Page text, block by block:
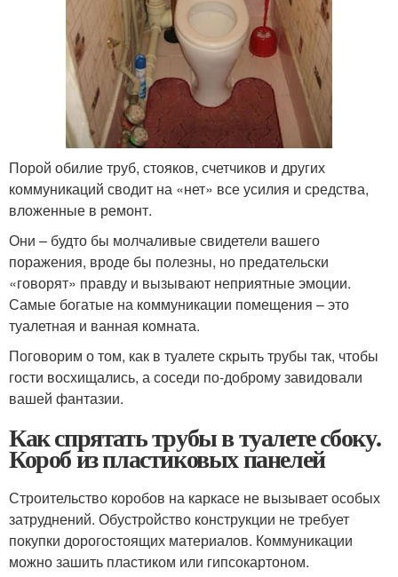
Порой обилие труб, стояков, счетчиков и других
коммуникаций сводит на «нет» все усилия и средства,
вложенные в ремонт.
Они – будто бы молчаливые свидетели вашего
поражения, вроде бы полезны, но предательски
«говорят» правду и вызывают неприятные эмоции.
Самые богатые на коммуникации помещения – это
туалетная и ванная комната.
Поговорим о том, как в туалете скрыть трубы так, чтобы
гости восхищались, а соседи по-доброму завидовали
вашей фантазии.
Как спрятать трубы в туалете сбоку.
Короб из пластиковых панелей
Строительство коробов на каркасе не вызывает особых
затруднений. Обустройство конструкции не требует
покупки дорогостоящих материалов. Коммуникации
можно зашить пластиком или гипсокартоном.